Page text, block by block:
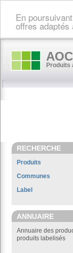
En
offres
Produits
RECHERCHE
Produits
Communes
Label
ANNUAIRE
Annuaire des
produits labelisés